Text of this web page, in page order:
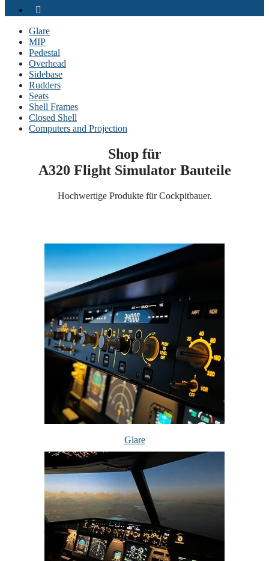
Glare
MIP
Pedestal
Overhead
Sidebase
Rudders
Seats
Shell Frames
Closed Shell
Computers and Projection
Shop für
A320 Flight Simulator Bauteile
Hochwertige Produkte für Cockpitbauer.
Glare